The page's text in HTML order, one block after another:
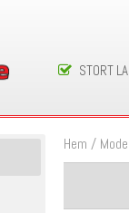
STORT
Hem /